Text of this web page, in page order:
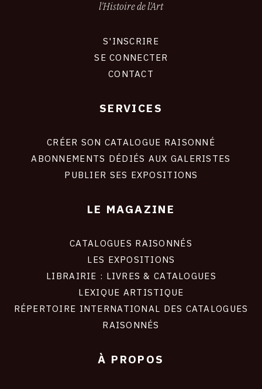
l'Histoire de l'Art
S'INSCRIRE
SE CONNECTER
CONTACT
SERVICES
CRÉER SON CATALOGUE RAISONNÉ
ABONNEMENTS DÉDIÉS AUX GALERISTES
PUBLIER SES EXPOSITIONS
LE MAGAZINE
CATALOGUES RAISONNÉS
LES EXPOSITIONS
LIBRAIRIE : LIVRES & CATALOGUES
LEXIQUE ARTISTIQUE
RÉPERTOIRE INTERNATIONAL DES CATALOGUES
RAISONNÉS
À PROPOS